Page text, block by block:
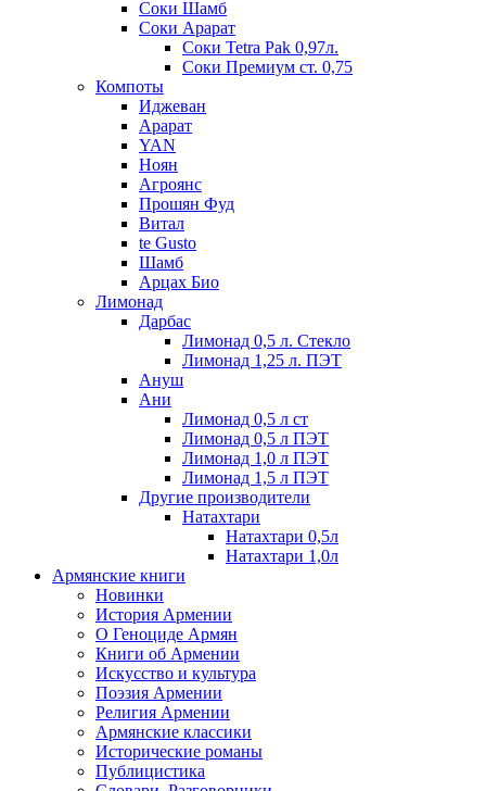
Соки Шамб
Соки Арарат
Соки Tetra Pak 0,97л.
Соки Премиум ст. 0,75
Компоты
Иджеван
Арарат
YAN
Ноян
Агроянс
Прошян Фуд
Витал
te Gusto
Шамб
Арцах Био
Лимонад
Дарбас
Лимонад 0,5 л. Стекло
Лимонад 1,25 л. ПЭТ
Ануш
Ани
Лимонад 0,5 л ст
Лимонад 0,5 л ПЭТ
Лимонад 1,0 л ПЭТ
Лимонад 1,5 л ПЭТ
Другие производители
Натахтари
Натахтари 0,5л
Натахтари 1,0л
Армянские книги
Новинки
История Армении
О Геноциде Армян
Книги об Армении
Иcкусство и культура
Поэзия Армении
Религия Армении
Армянские классики
Исторические романы
Публицистика